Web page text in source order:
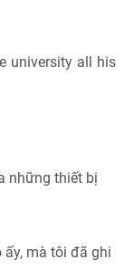
university all his
những thiết bị
mà tôi đã ghi